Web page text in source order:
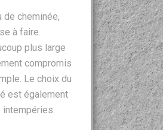
de cheminée,
à faire.
plus large
compromis
Le choix du
est également